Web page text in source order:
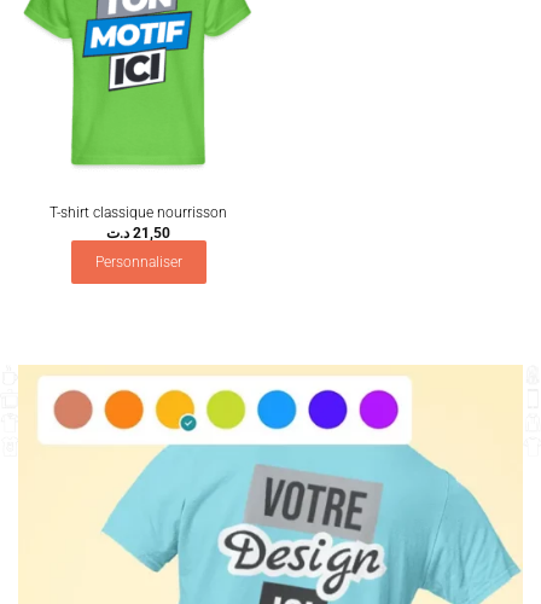
T-shirt classique nourrisson
21,50 د.ت
Personnaliser